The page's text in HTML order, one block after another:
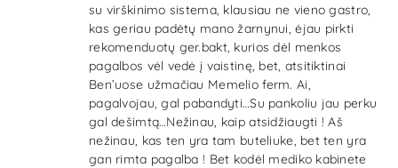
su virškinimo sistema, klausiau ne vieno gastro,
kas geriau padėtų mano žarnynui, ėjau pirkti
rekomenduotų ger.bakt, kurios dėl menkos
pagalbos vėl vedė į vaistinę, bet, atsitiktinai
Ben’uose užmačiau Memelio ferm. Ai,
pagalvojau, gal pabandyti…Su pankoliu jau perku
gal dešimtą…Nežinau, kaip atsidžiaugti ! Aš
nežinau, kas ten yra tam buteliuke, bet ten yra
gan rimta pagalba ! Bet kodėl mediko kabinete